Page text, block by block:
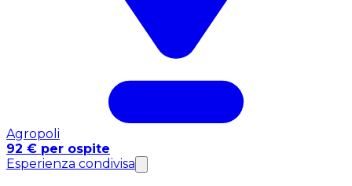
Agropoli
92 € per ospite
Esperienza condivisa